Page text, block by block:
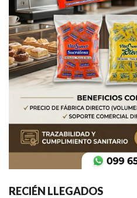
RECIÉN LLEGADOS